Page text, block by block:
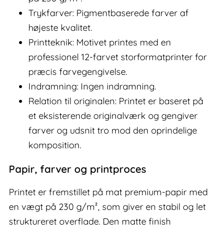
Trykfarver: Pigmentbaserede farver af
højeste kvalitet.
Printteknik: Motivet printes med en
professionel 12-farvet storformatprinter for
præcis farvegengivelse.
Indramning: Ingen indramning.
Relation til originalen: Printet er baseret på
et eksisterende originalværk og gengiver
farver og udsnit tro mod den oprindelige
komposition.
Papir, farver og printproces
Printet er fremstillet på mat premium-papir med
en vægt på 230 g/m², som giver en stabil og let
struktureret overflade. Den matte finish